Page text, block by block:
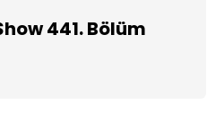
441. Bölüm